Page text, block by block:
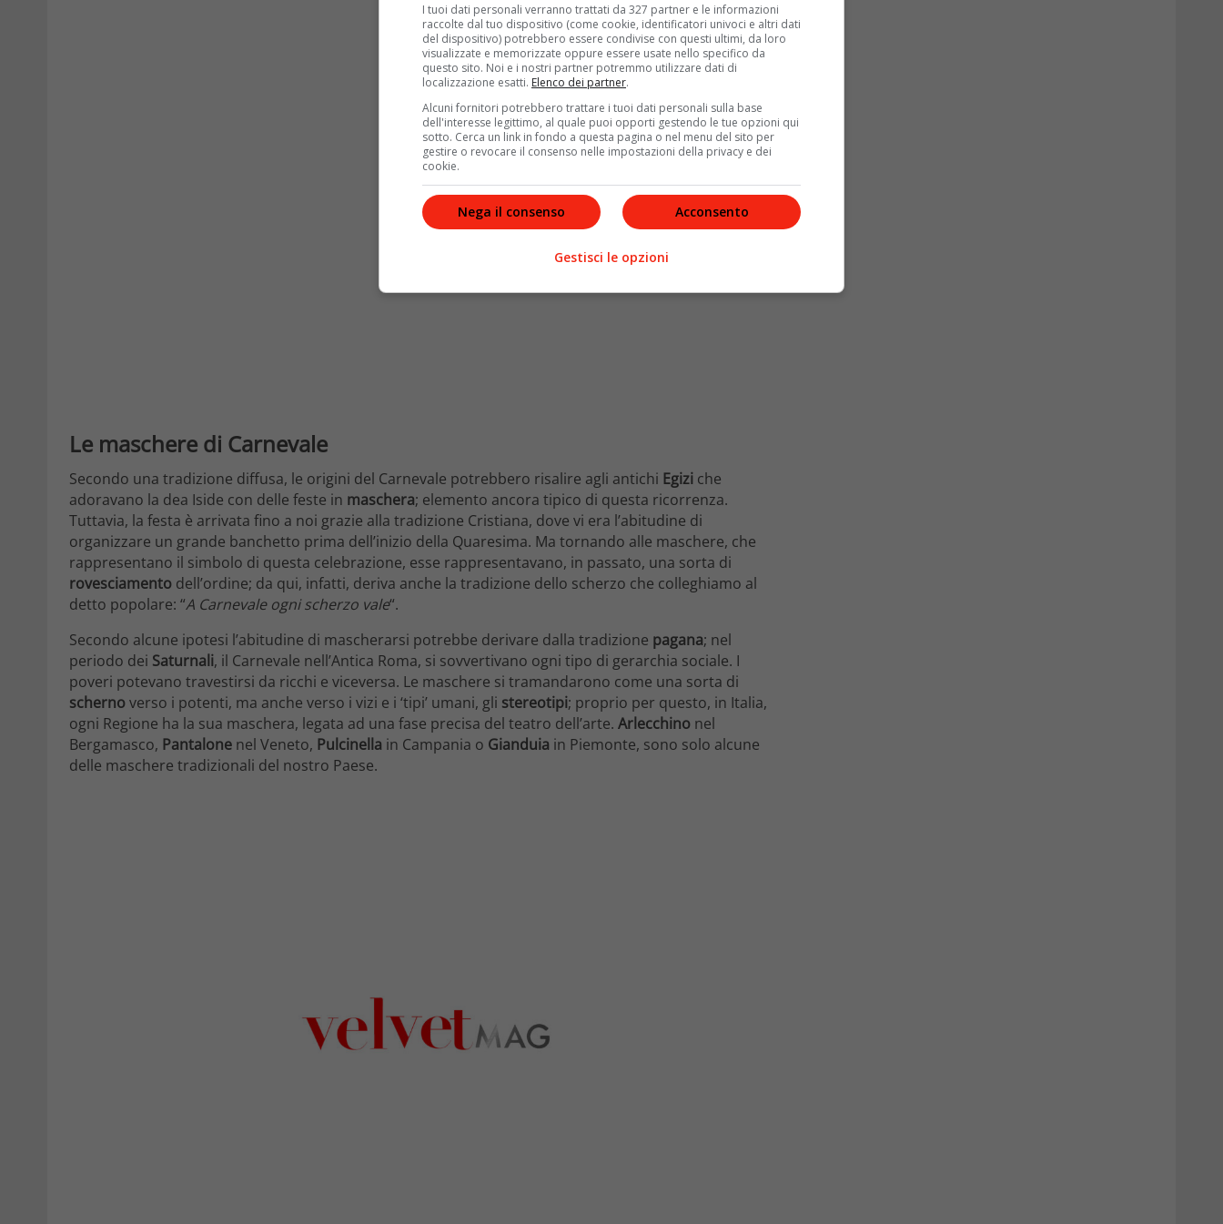
Le maschere di Carnevale
Secondo una tradizione diffusa, le origini del Carnevale potrebbero risalire agli antichi Egizi che
adoravano la dea Iside con delle feste in maschera; elemento ancora tipico di questa ricorrenza.
Tuttavia, la festa è arrivata fino a noi grazie alla tradizione Cristiana, dove vi era l’abitudine di
organizzare un grande banchetto prima dell’inizio della Quaresima. Ma tornando alle maschere, che
rappresentano il simbolo di questa celebrazione, esse rappresentavano, in passato, una sorta di
rovesciamento dell’ordine; da qui, infatti, deriva anche la tradizione dello scherzo che colleghiamo al
detto popolare: “A Carnevale ogni scherzo vale“.
Secondo alcune ipotesi l’abitudine di mascherarsi potrebbe derivare dalla tradizione pagana; nel
periodo dei Saturnali, il Carnevale nell’Antica Roma, si sovvertivano ogni tipo di gerarchia sociale. I
poveri potevano travestirsi da ricchi e viceversa. Le maschere si tramandarono come una sorta di
schernoverso i potenti, ma anche verso i vizi e i ‘tipi’ umani, gli stereotipi; proprio per questo, in Italia,
ogni Regione ha la sua maschera, legata ad una fase precisa del teatro dell’arte. Arlecchino nel
Bergamasco, Pantalone nel Veneto, Pulcinella in Campania o Gianduia in Piemonte, sono solo alcune
delle maschere tradizionali del nostro Paese.
I tuoi dati personali verranno trattati da 327 partner e le informazioni
raccolte dal tuo dispositivo (come cookie, identificatori univoci e altri dati
del dispositivo) potrebbero essere condivise con questi ultimi, da loro
visualizzate e memorizzate oppure essere usate nello specifico da
questo sito. Noi e i nostri partner potremmo utilizzare dati di
localizzazione esatti. Elenco dei partner.
Alcuni fornitori potrebbero trattare i tuoi dati personali sulla base
dell'interesse legittimo, al quale puoi opporti gestendo le tue opzioni qui
sotto. Cerca un link in fondo a questa pagina o nel menu del sito per
gestire o revocare il consenso nelle impostazioni della privacy e dei
cookie.
Acconsento
Nega il consenso
Gestisci le opzioni